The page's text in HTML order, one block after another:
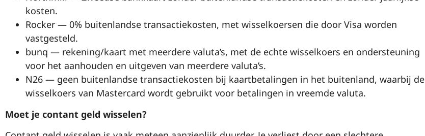
kosten.
Rocker — 0% buitenlandse transactiekosten, met wisselkoersen die door Visa worden
vastgesteld.
bunq — rekening/kaart met meerdere valuta’s, met de echte wisselkoers en ondersteuning
voor het aanhouden en uitgeven van meerdere valuta’s.
N26 — geen buitenlandse transactiekosten bij kaartbetalingen in het buitenland, waarbij de
wisselkoers van Mastercard wordt gebruikt voor betalingen in vreemde valuta.
Moet je contant geld wisselen?